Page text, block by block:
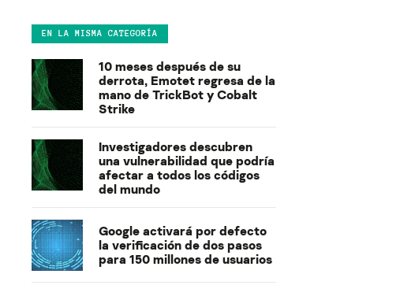
EN LA MISMA CATEGORÍA
10 meses después de su
derrota, Emotet regresa de la
mano de TrickBot y Cobalt
Strike
Investigadores descubren
una vulnerabilidad que podría
afectar a todos los códigos
del mundo
Google activará por defecto
la verificación de dos pasos
para 150 millones de usuarios